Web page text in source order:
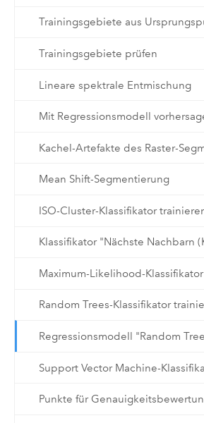
Trainingsgebiete aus
Trainingsgebiete prüfen
Lineare spektrale Entmischung
Mit Regressionsmodell
Kachel-Artefakte des Raster-
Mean Shift-Segmentierung
ISO-Cluster-Klassifikator
Klassifikator "Nächste Nachbarn
Maximum-Likelihood-
Random Trees-Klassifikator
Regressionsmodell "Random
Support Vector Machine-
Punkte für